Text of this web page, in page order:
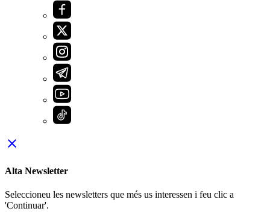
close
Alta Newsletter
Seleccioneu les newsletters que més us interessen i feu clic a
'Continuar'.